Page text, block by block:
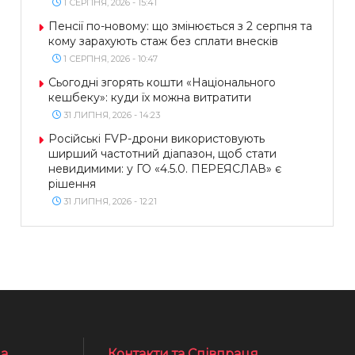
Пенсії по-новому: що змінюється з 2 серпня та
кому зарахують стаж без сплати внесків
1 СЕРПНЯ, 2026 - 10:47
Сьогодні згорять кошти «Національного
кешбеку»: куди їх можна витратити
31 ЛИПНЯ, 2026 - 14:23
Російські FVP-дрони використовують
ширший частотний діапазон, щоб стати
невидимими: у ГО «4.5.0. ПЕРЕЯСЛАВ» є
рішення
31 ЛИПНЯ, 2026 - 12:21